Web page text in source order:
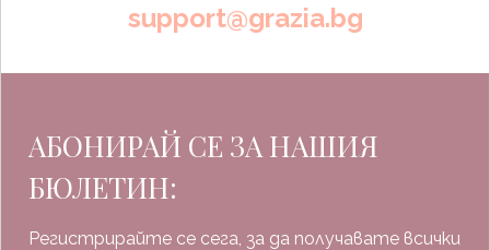
support@grazia.bg
АБОНИРАЙ СЕ ЗА НАШИЯ
БЮЛЕТИН:
Регистрирайте се сега, за да получавате всички